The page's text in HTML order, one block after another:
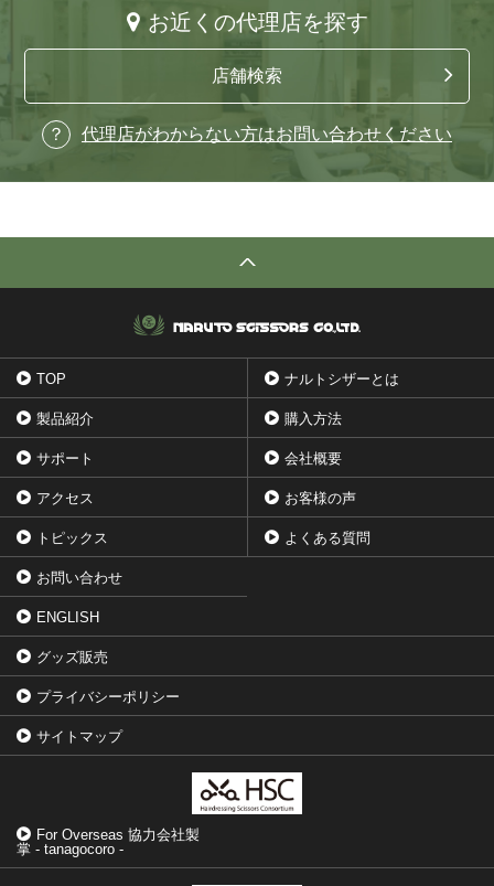
お近くの代理店を探す
店舗検索
代理店がわからない方はお問い合わせください
TOP ナルトシザーとは
製品紹介 購入方法
サポート 会社概要
アクセス お客様の声
トピックス よくある質問
お問い合わせ
ENGLISH
グッズ販売
プライバシーポリシー
サイトマップ
For Overseas 協力会社製
掌 - tanagocoro -